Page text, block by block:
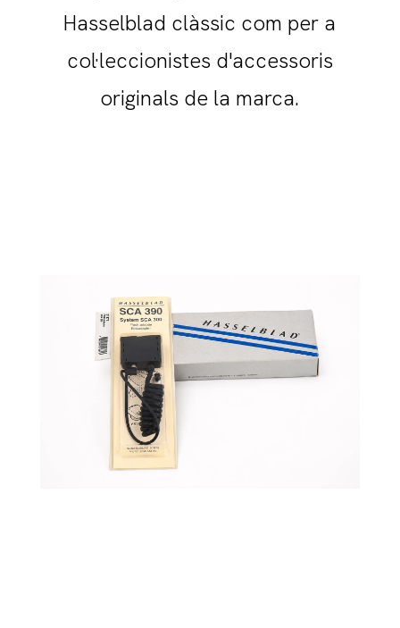
Hasselblad clàssic com per a
col·leccionistes d'accessoris
originals de la marca.